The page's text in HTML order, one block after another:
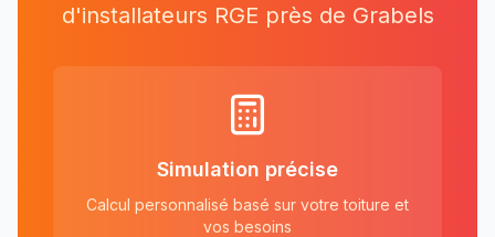
d'installateurs RGE près de Grabels
Simulation précise
Calcul personnalisé basé sur votre toiture et
vos besoins